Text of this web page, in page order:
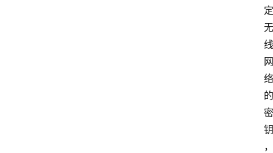
定
无
线
网
络
的
密
钥
，